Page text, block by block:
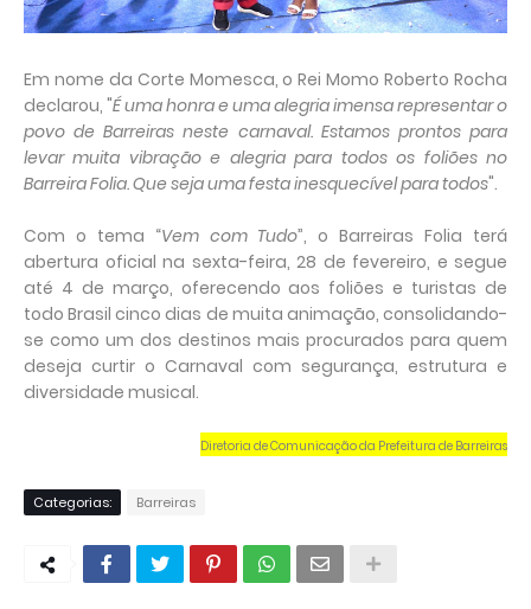
Em nome da Corte Momesca, o Rei Momo Roberto Rocha
declarou, "É uma honra e uma alegria imensa representar o
povo de Barreiras neste carnaval. Estamos prontos para
levar muita vibração e alegria para todos os foliões no
Barreira Folia. Que seja uma festa inesquecível para todos".
Com o tema “Vem com Tudo”, o Barreiras Folia terá
abertura oficial na sexta-feira, 28 de fevereiro, e segue
até 4 de março, oferecendo aos foliões e turistas de
todo Brasil cinco dias de muita animação, consolidando-
se como um dos destinos mais procurados para quem
deseja curtir o Carnaval com segurança, estrutura e
diversidade musical.
Diretoria de Comunicação da Prefeitura de Barreiras
Categorias: Barreiras